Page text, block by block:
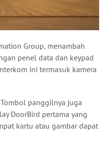
Group, menambah
penel data dan keypad
ini termasuk kamera
panggilnya juga
DoorBird pertama yang
kartu atau gambar dapat